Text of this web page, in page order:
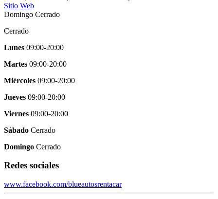
Sitio Web
Domingo Cerrado
Cerrado
Lunes 09:00-20:00
Martes 09:00-20:00
Miércoles 09:00-20:00
Jueves 09:00-20:00
Viernes 09:00-20:00
Sábado Cerrado
Domingo Cerrado
Redes sociales
www.facebook.com/blueautosrentacar